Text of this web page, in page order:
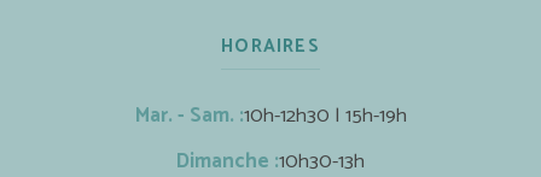
HORAIRES
Mar. - Sam. :10h-12h30 | 15h-19h
Dimanche :10h30-13h